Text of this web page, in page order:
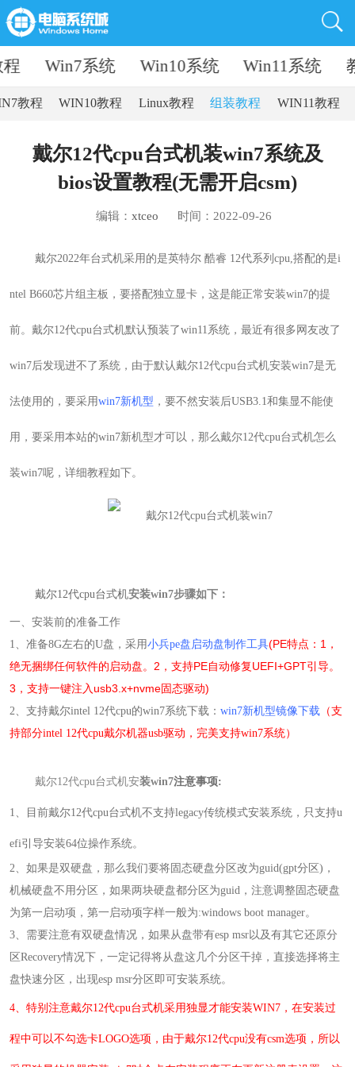
Win7系统 Win10系统 Win11系统
教程 WIN10教程 Linux教程 组装教程 WIN11教程
戴尔12代cpu台式机装win7系统及
bios设置教程(无需开启csm)
编辑：xtceo 时间：2022-09-26
戴尔2022年台式机采用的是英特尔 酷睿 12代系列cpu,搭配的是i
ntel B660芯片组主板，要搭配独立显卡，这是能正常安装win7的提
前。戴尔12代cpu台式机默认预装了win11系统，最近有很多网友改了
win7后发现进不了系统，由于默认戴尔12代cpu台式机安装win7是无
法使用的，要采用win7新机型 ，要不然安装后USB3.1和集显不能使
用，要采用本站的win7新机型才可以，那么戴尔12代cpu台式机怎么
装win7呢 ，详细教程如下。
戴尔12代cpu台式机安装win7步骤如下：
一、安装前的准备工作
1
、准备8G左右的U盘，采用小兵pe盘启动盘制作工具(PE特点：1，
绝无捆绑任何软件的启动盘。2，支持PE自动修复UEFI+GPT引导。
3，支持一键注入usb3.x+nvme固态驱动)
2 、支持戴尔intel 12代cpu的win7系统下载：win7新机型镜像下载 （支
持部分intel 12代cpu戴尔机器usb驱动，完美支持win7系统）
戴尔12代cpu台式机安装win7注意事项:
1 、目前戴尔12代cpu台式机不支持legacy传统模式安装系统，只支持u
efi引导安装64位操作系统。
2 、如果是双硬盘，那么我们要将固态硬盘分区改为guid(gpt分区)，
机械硬盘不用分区，如果两块硬盘都分区为guid，注意调整固态硬盘
为第一启动项，第一启动项字样一般为:windows boot manager。
3 、需要注意有双硬盘情况，如果从盘带有esp msr以及有其它还原分
区Recovery情况下，一定记得将从盘这几个分区干掉，直接选择将主
盘快速分区，出现esp msr分区即可安装系统。
4 、特别注意戴尔12代cpu台式机采用独显才能安装WIN7，在安装过
程中可以不勾选卡LOGO选项， 由于戴尔12代cpu没有csm选项， 所以